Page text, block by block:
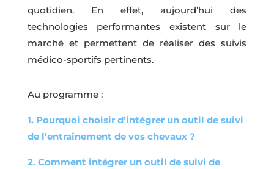
quotidien. En effet, aujourd’hui des
technologies performantes existent sur le
marché et permettent de réaliser des suivis
médico-sportifs pertinents.
Au programme :
1. Pourquoi choisir d’intégrer un outil de suivi
de l’entraînement de vos chevaux ?
2. Comment intégrer un outil de suivi de